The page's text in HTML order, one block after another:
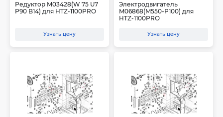
Редуктор M03428(W 75 U7
P90 B14) для HTZ-1100PRO
Узнать цену
Электродвигатель
M06868(M550-P100) для
HTZ-1100PRO
Узнать цену